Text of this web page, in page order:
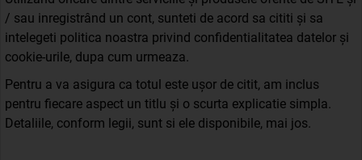
/ sau inregistrând un cont, sunteti de acord sa cititi și sa
intelegeti politica noastra privind confidentialitatea datelor și
cookie-urile, dupa cum urmeaza.
Pentru a va asigura ca totul este ușor de citit, am inclus
pentru fiecare aspect un titlu și o scurta explicatie simpla.
Detaliile, conform legii, sunt si ele disponibile, mai jos.